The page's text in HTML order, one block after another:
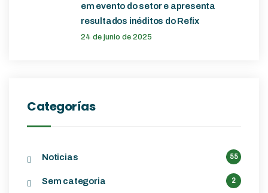
em evento do setor e apresenta
resultados inéditos do Refix
24 de junio de 2025
Categorías
Noticias 55
Sem categoria 2